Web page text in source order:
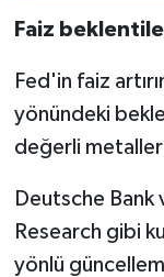
Faiz
Fed'in faiz
yönündeki
değerli metaller
Deutsche Bank
Research gibi
yönlü